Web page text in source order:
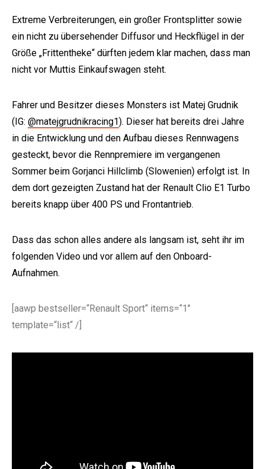
Extreme Verbreiterungen, ein großer Frontsplitter sowie
ein nicht zu übersehender Diffusor und Heckflügel in der
Größe „Frittentheke“ dürften jedem klar machen, dass man
nicht vor Muttis Einkaufswagen steht.
Fahrer und Besitzer dieses Monsters ist Matej Grudnik
(IG: @matejgrudnikracing1). Dieser hat bereits drei Jahre
in die Entwicklung und den Aufbau dieses Rennwagens
gesteckt, bevor die Rennpremiere im vergangenen
Sommer beim Gorjanci Hillclimb (Slowenien) erfolgt ist. In
dem dort gezeigten Zustand hat der Renault Clio E1 Turbo
bereits knapp über 400 PS und Frontantrieb.
Dass das schon alles andere als langsam ist, seht ihr im
folgenden Video und vor allem auf den Onboard-
Aufnahmen.
[aawp bestseller=“Renault Sport“ items=“1″
template=“list“ /]